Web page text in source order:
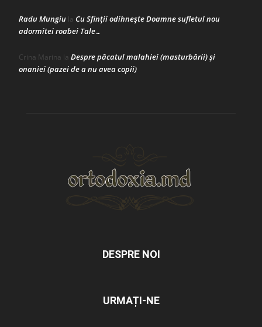
Radu Mungiu la Cu Sfinții odihnește Doamne sufletul nou
adormitei roabei Tale…
Crina Marina la Despre păcatul malahiei (masturbării) şi
onaniei (pazei de a nu avea copii)
DESPRE NOI
URMAȚI-NE